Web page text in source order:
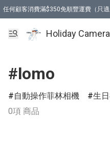
任何顧客消費滿$350免順豐運費（只適
Holiday Camera
#lomo
自動操作菲林相機 生
0項 商品